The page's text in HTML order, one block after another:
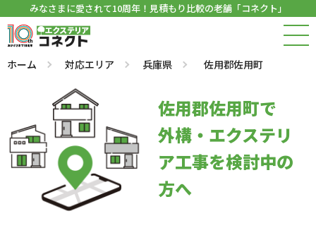
みなさまに愛されて10周年！見積もり比較の老舗「コネクト」
ホーム 対応エリア 兵庫県 佐用郡佐用町
佐用郡佐用町で
外構・エクステリ
ア工事を検討中の
方へ